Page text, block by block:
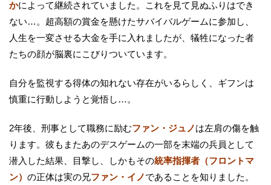
かによって継続されていました。これを見て見ぬふりはでき
ない…。超高額の賞金を懸けたサバイバルゲームに参加し、
人生を一変させる大金を手に入れましたが、犠牲になった者
たちの顔が脳裏にこびりついています。
自分を監視する得体の知れない存在がいるらしく、ギフンは
慎重に行動しようと覚悟し…。
2年後、刑事として職務に励むファン・ジュノは左肩の傷を触
ります。彼もまたあのデスゲームの一部を末端の兵員として
潜入した結果、目撃し、しかもその統率指揮者（フロントマ
ン） の正体は実の兄ファン・イノであることを知りました。